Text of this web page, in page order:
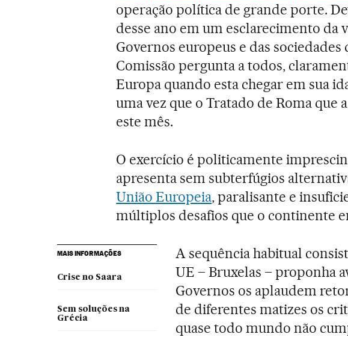
operação política de grande porte.
desse ano em um esclarecimento da
Governos europeus e das sociedades
Comissão pergunta a todos,
Europa quando esta chegar em sua
uma vez que o Tratado de Roma que
este mês.
O exercício é politicamente
apresenta sem subterfúgios
União Europeia, paralisante e
múltiplos desafios que o continente
MAIS INFORMAÇÕES
Crise no Saara
Sem soluções na
Grécia
A sequência habitual
UE – Bruxelas – proponha
Governos os aplaudem
de diferentes matizes os
quase todo mundo não